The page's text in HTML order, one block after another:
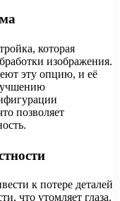
которая
изображения.
эту опцию, и её
позволяет
к потере деталей
что утомляет глаза.